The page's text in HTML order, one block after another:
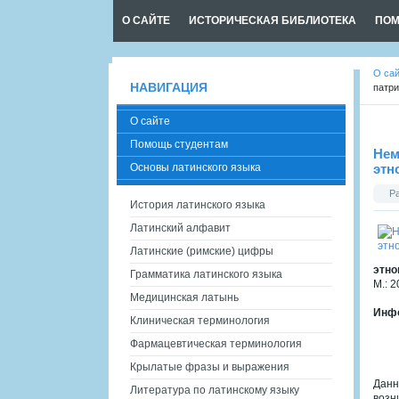
О САЙТЕ ИСТОРИЧЕСКАЯ БИБЛИОТЕКА
О
М.:
НАВИГАЦИЯ
О сайте
Помощь студентам
Основы латинского языка
История латинского языка
Латинский алфавит
Латинские (римские) цифры
Грамматика латинского языка
Медицинская латынь
Клиническая терминология
Фармацевтическая терминология
Крылатые фразы и выражения
Литература по латинскому языку